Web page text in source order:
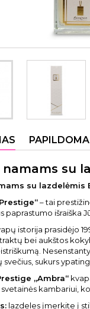
namams su
su lazdelėmis
– tai
paprastumo išraiška
istorija prasidėjo
bei aukštos
svečius, sukurs
„Ambra“
kambariui,
lazdeles įmerkite į